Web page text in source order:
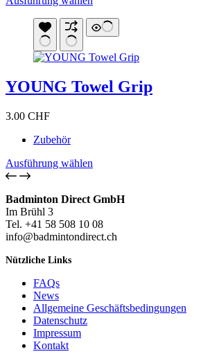
weist
mehrere
auf.
Optionen
YOUNG Towel Grip
3.00 CHF
Zubehör
Ausführung wählen
mehrere
auf.
Die
gewählt
Badminton Direct GmbH
Im Brühl 3
Tel. +41 58 508 10 08
info@badmintondirect.ch
Nützliche Links
FAQs
News
Allgemeine Geschäftsbedingungen
Datenschutz
Impressum
Kontakt